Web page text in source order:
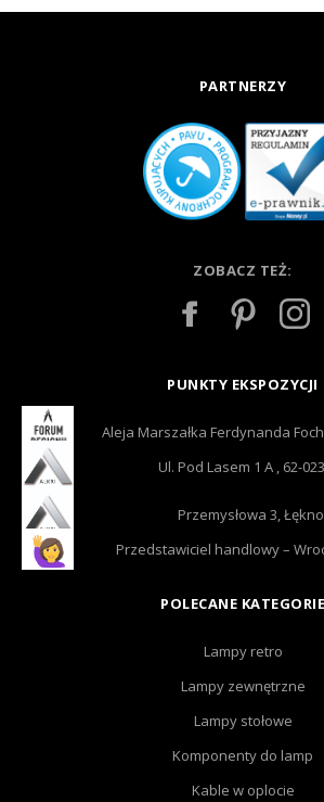
PARTNERZY
ZOBACZ TEŻ:
PUNKTY EKSPOZYCJI
Aleja Marszałka Ferdynanda
Ul. Pod Lasem 1 A , 62-
Przemysłowa 3,
Przedstawiciel handlowy –
POLECANE KATEGORIE
Lampy retro
Lampy zewnętrzne
Lampy stołowe
Komponenty do lamp
Kable w oplocie